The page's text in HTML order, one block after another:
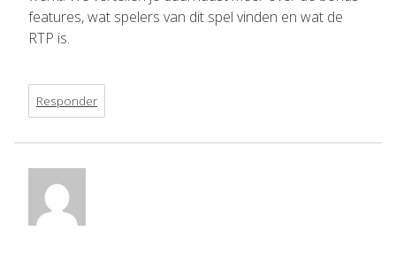
features, wat spelers van dit spel vinden en wat de
RTP is.
Responder